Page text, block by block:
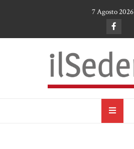
7 Agosto 2026
il Sedente